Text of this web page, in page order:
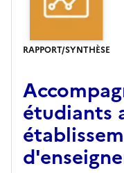
RAPPORT/SYNTHÈSE
étudiants